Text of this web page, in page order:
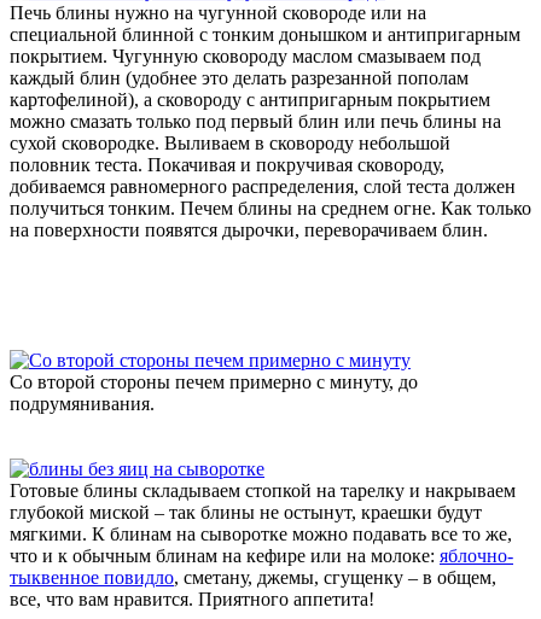
Печь блины нужно на чугунной сковороде или на
специальной блинной с тонким донышком и антипригарным
покрытием. Чугунную сковороду маслом смазываем под
каждый блин (удобнее это делать разрезанной пополам
картофелиной), а сковороду с антипригарным покрытием
можно смазать только под первый блин или печь блины на
сухой сковородке. Выливаем в сковороду небольшой
половник теста. Покачивая и покручивая сковороду,
добиваемся равномерного распределения, слой теста должен
получиться тонким. Печем блины на среднем огне. Как только
на поверхности появятся дырочки, переворачиваем блин.
Со второй стороны печем примерно с минуту, до
подрумянивания.
Готовые блины складываем стопкой на тарелку и накрываем
глубокой миской – так блины не остынут, краешки будут
мягкими. К блинам на сыворотке можно подавать все то же,
что и к обычным блинам на кефире или на молоке: яблочно-
тыквенное повидло, сметану, джемы, сгущенку – в общем,
все, что вам нравится. Приятного аппетита!